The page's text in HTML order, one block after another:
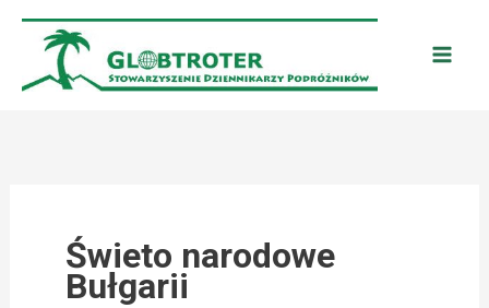
Przejdź
treści
Świeto narodowe
Bułgarii